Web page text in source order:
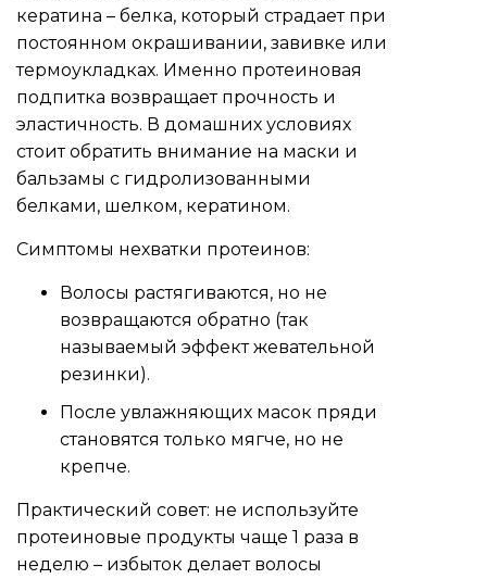
кератина – белка, который страдает при
постоянном окрашивании, завивке или
термоукладках. Именно протеиновая
подпитка возвращает прочность и
эластичность. В домашних условиях
стоит обратить внимание на маски и
бальзамы с гидролизованными
белками, шелком, кератином.
Симптомы нехватки протеинов:
Волосы растягиваются, но не
возвращаются обратно (так
называемый эффект жевательной
резинки).
После увлажняющих масок пряди
становятся только мягче, но не
крепче.
Практический совет: не используйте
протеиновые продукты чаще 1 раза в
неделю – избыток делает волосы